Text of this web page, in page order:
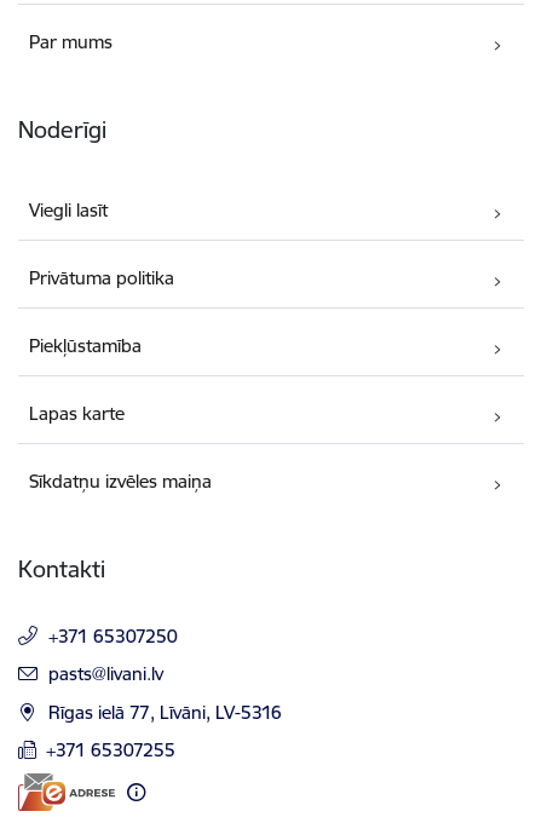
Par mums
Noderīgi
Viegli lasīt
Privātuma politika
Piekļūstamība
Lapas karte
Sīkdatņu izvēles maiņa
Kontakti
+371 65307250
E-pasts:
pasts@livani.lv
Rīgas ielā 77, Līvāni, LV-5316
+371 65307255